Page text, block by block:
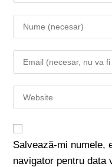
Salvează-mi numele,
navigator pentru data